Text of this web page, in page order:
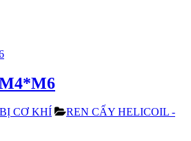
CƠ KHÍ
REN CẤY HELICOIL -